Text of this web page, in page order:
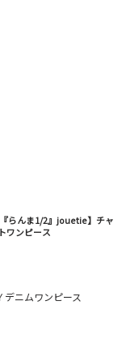
『らんま1/2』jouetie】チャ
ワンピース